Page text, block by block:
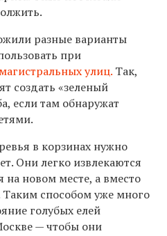
разные варианты
при
магистральных улиц. Так,
создать «зеленый
если там обнаружат
в корзинах нужно
Они легко извлекаются
новом месте, а вместо
способом уже много
голубых елей
— чтобы они